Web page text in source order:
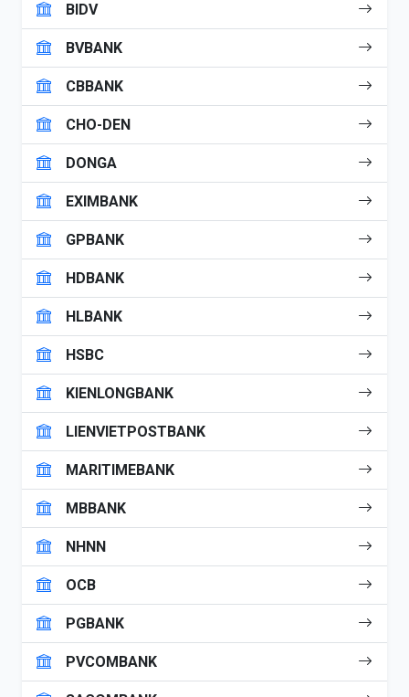
BIDV
BVBANK
CBBANK
CHO-DEN
DONGA
EXIMBANK
GPBANK
HDBANK
HLBANK
HSBC
KIENLONGBANK
LIENVIETPOSTBANK
MARITIMEBANK
MBBANK
NHNN
OCB
PGBANK
PVCOMBANK